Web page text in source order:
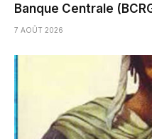
Banque Centrale
7 AOÛT 2026